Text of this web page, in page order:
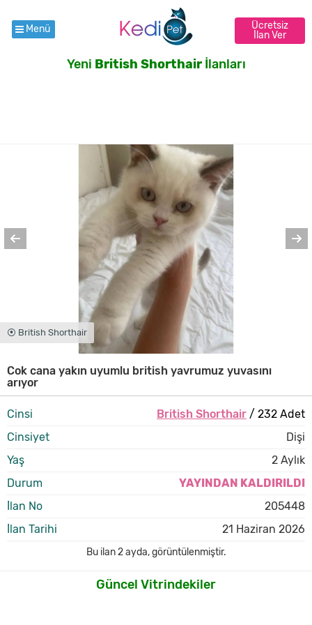
Menü
Ücretsiz
İlan Ver
Yeni British Shorthairİlanları
⦿ British Shorthair
Cok cana yakın uyumlu british yavrumuz yuvasını
arıyor
Cinsi British Shorthair/ 232 Adet
Cinsiyet
Dişi
Yaş
2 Aylık
Durum
YAYINDAN KALDIRILDI
İlan No
205448
İlan Tarihi
21 Haziran 2026
Bu ilan2 ayda,görüntülenmiştir.
Güncel Vitrindekiler